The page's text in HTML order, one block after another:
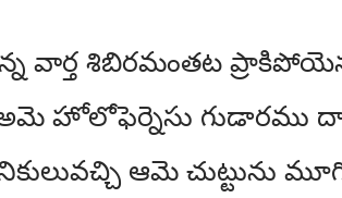
వార్త శిబిరమంతట
అమె హోలోఫెర్నెసు గుడారము
ఆమె చుట్టును